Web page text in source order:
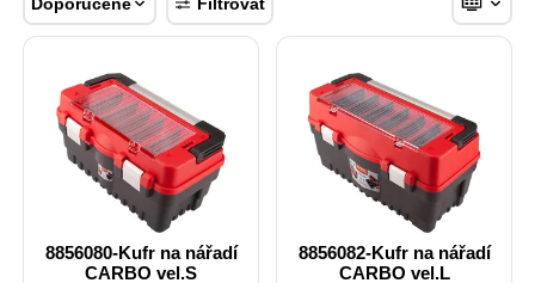
8856080-Kufr na nářadí
CARBO vel.S
8856082-Kufr na nářadí
CARBO vel.L